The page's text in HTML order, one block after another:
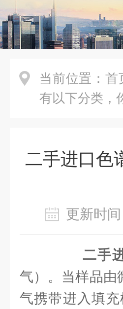
当前位置： 首
有以下分类，
二手进口色
更新时
二手
气）。当样品由
气携带进入填